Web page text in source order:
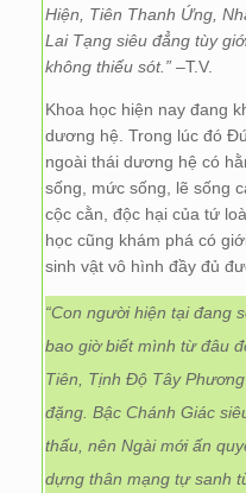
Hiện, Tiên Thanh Ứng,
Lai Tạng siêu đẳng tùy
không thiếu sót.” –T.V.
Khoa học hiện nay đang
dương hệ. Trong lúc đó
ngoài thái dương hệ có
sống, mức sống, lẽ sống
cộc cằn, độc hại của tứ
học cũng khám phá có
sinh vật vô hình đầy đủ
“Con người hiện tại đang
bao giờ biết mình từ đâu
Tiên, Tịnh Độ Tây
đặng. Bậc Chánh Giác
thấu, nên Ngài mới ấn
dựng thân mạng tự sanh